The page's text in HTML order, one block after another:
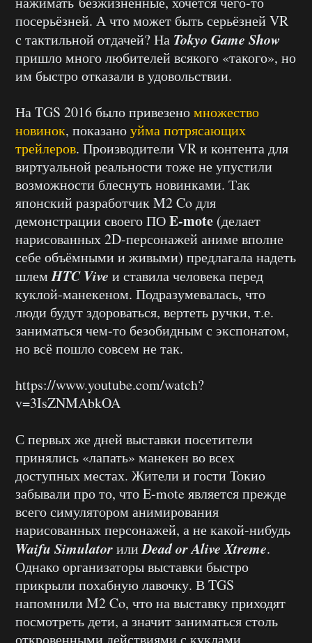
посерьёзней. А что может быть серьёзней VR
с тактильной отдачей? На Tokyo Game Show
пришло много любителей всякого «такого», но
им быстро отказали в удовольствии.
На TGS 2016 было привезеномножество
новинок, показаноуйма потрясающих
трейлеров. Производители VR и контента для
виртуальной реальности тоже не упустили
возможности блеснуть новинками. Так
японский разработчик M2 Co для
демонстрации своего ПОE-mote (делает
нарисованных 2D-персонажей аниме вполне
себе объёмными и живыми) предлагала надеть
шлемHTC Vive и ставила человека перед
куклой-манекеном. Подразумевалась, что
люди будут здороваться, вертеть ручки, т.е.
заниматься чем-то безобидным с экспонатом,
но всё пошло совсем не так.
https://www.youtube.com/watch?
v=3IsZNMAbkOA
С первых же дней выставки посетители
принялись «лапать» манекен во всех
доступных местах. Жители и гости Токио
забывали про то, что E-mote является прежде
всего симулятором анимирования
нарисованных персонажей, а не какой-нибудь
Waifu SimulatorилиDead or Alive Xtreme.
Однако организаторы выставки быстро
прикрыли похабную лавочку. В TGS
напомнили M2 Co, что на выставку приходят
посмотреть дети, а значит заниматься столь